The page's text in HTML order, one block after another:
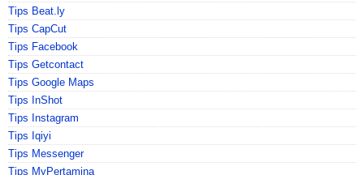
Tips Beat.ly
Tips CapCut
Tips Facebook
Tips Getcontact
Tips Google Maps
Tips InShot
Tips Instagram
Tips Iqiyi
Tips Messenger
Tips MyPertamina